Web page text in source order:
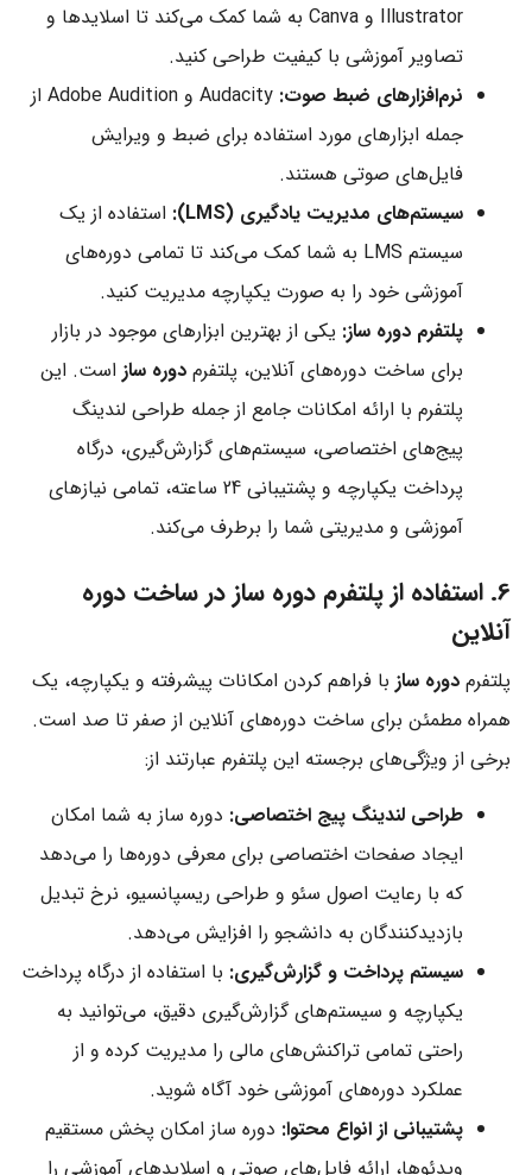
Illustrator و Canva به شما کمک می‌کند تا اسلایدها و
تصاویر آموزشی با کیفیت طراحی کنید.
نرم‌افزارهای ضبط صوت:
Audacity و Adobe Audition از
جمله ابزارهای مورد استفاده برای ضبط و ویرایش
فایل‌های صوتی هستند.
سیستم‌های مدیریت یادگیری (LMS):
استفاده از یک
سیستم LMS به شما کمک می‌کند تا تمامی دوره‌های
آموزشی خود را به صورت یکپارچه مدیریت کنید.
پلتفرم دوره ساز: یکی از بهترین ابزارهای موجود در بازار
برای ساخت دوره‌های آنلاین، پلتفرم دوره ساز است. این
پلتفرم با ارائه امکانات جامع از جمله طراحی لندینگ
پیج‌های اختصاصی، سیستم‌های گزارش‌گیری، درگاه
پرداخت یکپارچه و پشتیبانی 24 ساعته، تمامی نیازهای
آموزشی و مدیریتی شما را برطرف می‌کند.
6. استفاده از پلتفرم دوره ساز در ساخت دوره
آنلاین
پلتفرم دوره ساز با فراهم کردن امکانات پیشرفته و یکپارچه، یک
همراه مطمئن برای ساخت دوره‌های آنلاین از صفر تا صد است.
برخی از ویژگی‌های برجسته این پلتفرم عبارتند از:
طراحی لندینگ پیج اختصاصی: دوره ساز به شما امکان
ایجاد صفحات اختصاصی برای معرفی دوره‌ها را می‌دهد
که با رعایت اصول سئو و طراحی ریسپانسیو، نرخ تبدیل
بازدیدکنندگان به دانشجو را افزایش می‌دهد.
سیستم پرداخت و گزارش‌گیری: با استفاده از درگاه پرداخت
یکپارچه و سیستم‌های گزارش‌گیری دقیق، می‌توانید به
راحتی تمامی تراکنش‌های مالی را مدیریت کرده و از
عملکرد دوره‌های آموزشی خود آگاه شوید.
پشتیبانی از انواع محتوا: دوره ساز امکان پخش مستقیم
ویدئوها، ارائه فایل‌های صوتی و اسلایدهای آموزشی را